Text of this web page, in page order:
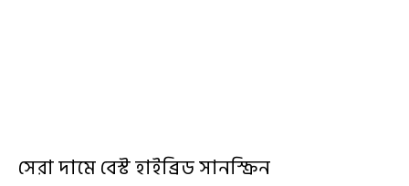
সেরা দামে বেস্ট হাইব্রিড সানস্ক্রিন